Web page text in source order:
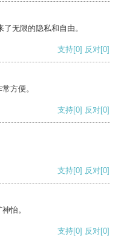
无限的隐私和自由。
支持[0] 反对[0]
方便。
支持[0] 反对[0]
支持[0] 反对[0]
怡。
支持[0] 反对[0]